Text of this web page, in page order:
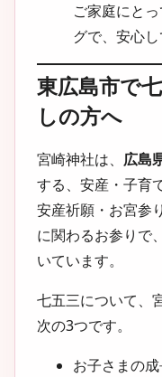
ご家庭にと
グで、安心し
東広島市で
しの方へ
宮崎神社は、 広島
する、安産・子育
安産祈願・お宮参
に関わるお参りで
いています。
七五三について、
次の3つです。
お子さまの